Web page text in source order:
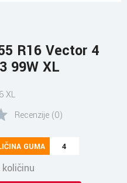
R16 Vector 4
99W XL
XL
Recenzije (0)
GUMA 4